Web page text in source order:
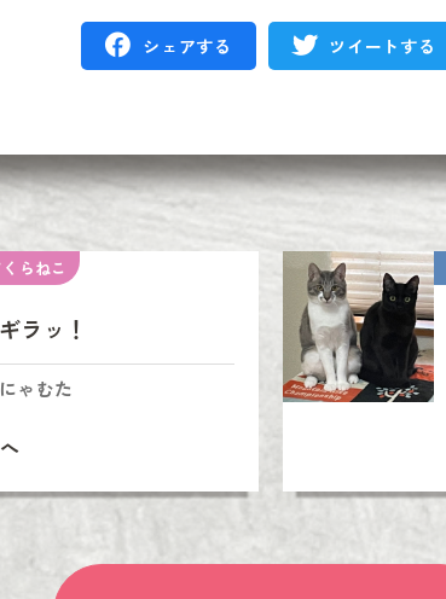
シェアする ツイートする
らねこ
ギラッ！
にゃむた